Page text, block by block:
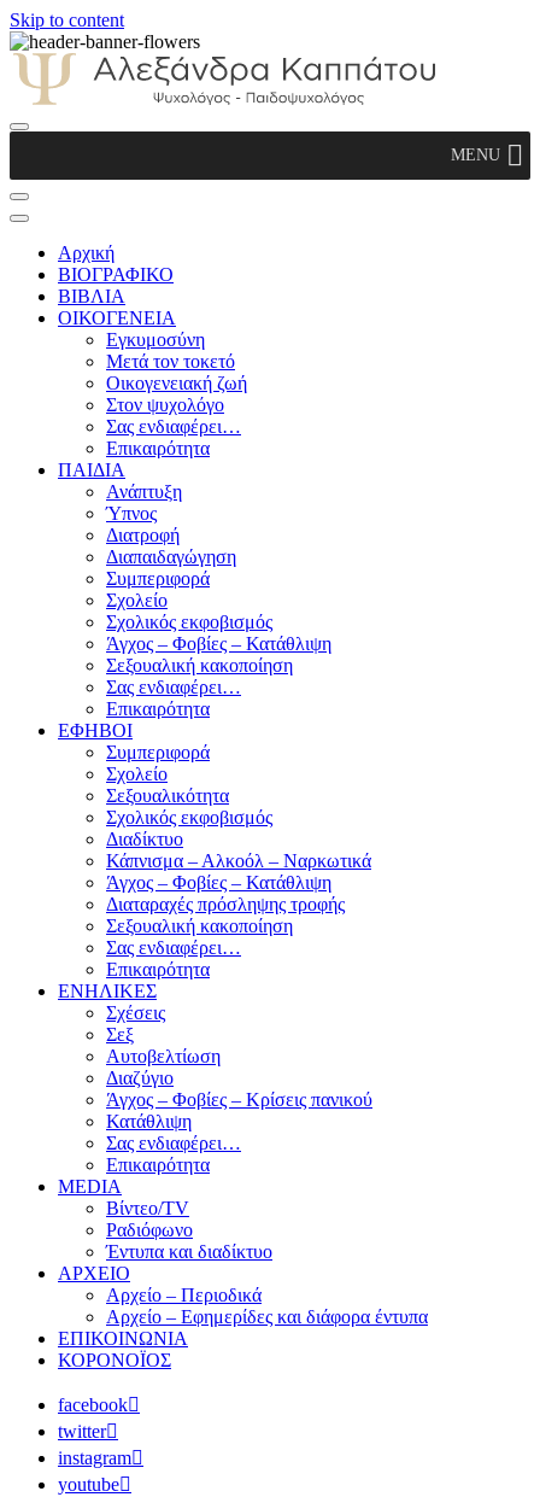
Skip to content
Παιδοψυχολόγος
MENU
Αρχική
ΒΙΟΓΡΑΦΙΚΟ
ΒΙΒΛΙΑ
ΟΙΚΟΓΕΝΕΙΑ
Εγκυμοσύνη
Μετά τον τοκετό
Οικογενειακή ζωή
Στον ψυχολόγο
Σας ενδιαφέρει…
Επικαιρότητα
ΠΑΙΔΙΑ
Ανάπτυξη
Ύπνος
Διατροφή
Διαπαιδαγώγηση
Συμπεριφορά
Σχολείο
Σχολικός εκφοβισμός
Άγχος – Φοβίες – Κατάθλιψη
Σεξουαλική κακοποίηση
Σας ενδιαφέρει…
Επικαιρότητα
ΕΦΗΒΟΙ
Συμπεριφορά
Σχολείο
Σεξουαλικότητα
Σχολικός εκφοβισμός
Διαδίκτυο
Κάπνισμα – Αλκοόλ – Ναρκωτικά
Άγχος – Φοβίες – Κατάθλιψη
Διαταραχές πρόσληψης τροφής
Σεξουαλική κακοποίηση
Σας ενδιαφέρει…
Επικαιρότητα
ΕΝΗΛΙΚΕΣ
Σχέσεις
Σεξ
Αυτοβελτίωση
Διαζύγιο
Άγχος – Φοβίες – Κρίσεις πανικού
Κατάθλιψη
Σας ενδιαφέρει…
Επικαιρότητα
MEDIA
Βίντεο/TV
Ραδιόφωνο
Έντυπα και διαδίκτυο
ΑΡΧΕΙΟ
Αρχείο – Περιοδικά
Αρχείο – Εφημερίδες και διάφορα έντυπα
ΕΠΙΚΟΙΝΩΝΙΑ
ΚΟΡΟΝΟΪΟΣ
facebook
twitter
instagram
youtube